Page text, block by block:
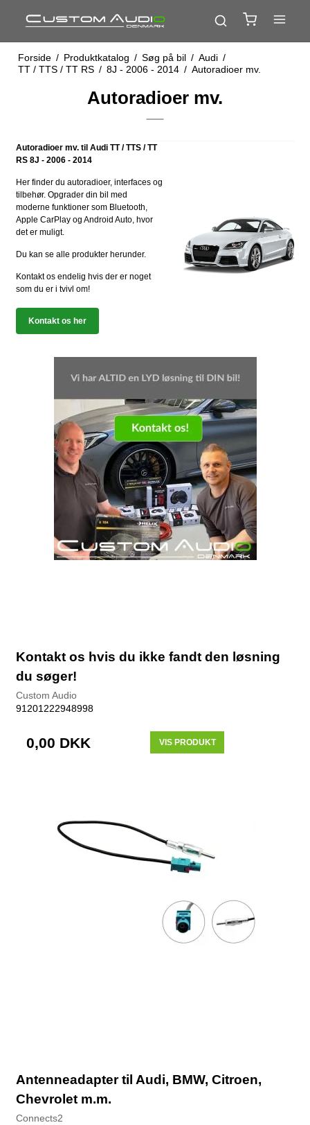
Forside / Produktkatalog / Søg på bil / Audi /
TT / TTS / TT RS / 8J - 2006 - 2014 / Autoradioer mv.
Autoradioer mv.
Autoradioer mv. til Audi TT / TTS / TT
RS 8J - 2006 - 2014
Her finder du autoradioer, interfaces og
tilbehør. Opgrader din bil med
moderne funktioner som Bluetooth,
Apple CarPlay og Android Auto, hvor
det er muligt.
Du kan se alle produkter herunder.
Kontakt os endelig hvis der er noget
som du er i tvivl om!
Kontakt os her
Kontakt os hvis du ikke fandt den løsning
du søger!
Custom Audio
91201222948998
0,00 DKK VIS PRODUKT
Antenneadapter til Audi, BMW, Citroen,
Chevrolet m.m.
Connects2